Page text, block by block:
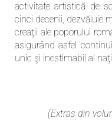
activitate artistică de
cinci decenii, dezvăluie
creaţii ale poporului
asigurând asfel
unic şi inestimabil al
(Extras din